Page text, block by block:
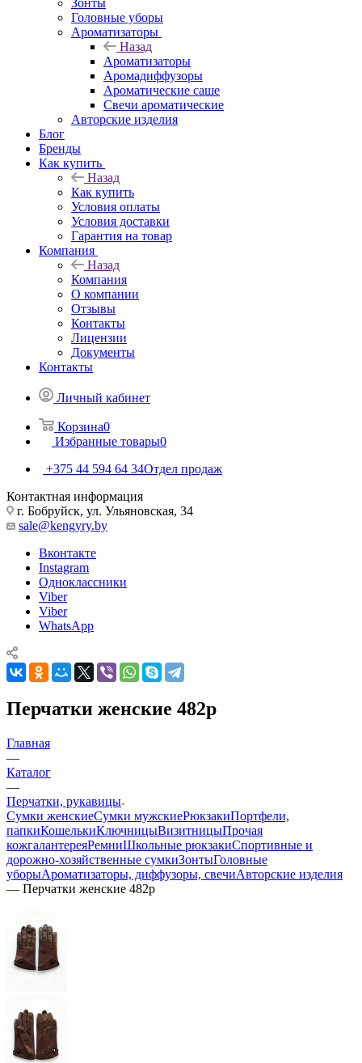
Зонты
Головные уборы
Ароматизаторы
Назад
Ароматизаторы
Аромадиффузоры
Ароматические саше
Свечи ароматические
Авторские изделия
Блог
Бренды
Как купить
Назад
Как купить
Условия оплаты
Условия доставки
Гарантия на товар
Компания
Назад
Компания
О компании
Отзывы
Контакты
Лицензии
Документы
Контакты
Личный кабинет
Корзина0
Избранные товары0
+375 44 594 64 34Отдел продаж
Контактная информация
г. Бобруйск, ул. Ульяновская, 34
sale@kengyry.by
Вконтакте
Instagram
Одноклассники
Viber
Viber
WhatsApp
Перчатки женские 482р
Главная
—
Каталог
—
Перчатки, рукавицы
Сумки женскиеСумки мужскиеРюкзакиПортфели,
папкиКошелькиКлючницыВизитницыПрочая
кожгалантереяРемниШкольные рюкзакиСпортивные и
дорожно-хозяйственные сумкиЗонтыГоловные
уборыАроматизаторы, диффузоры, свечиАвторские изделия
— Перчатки женские 482р